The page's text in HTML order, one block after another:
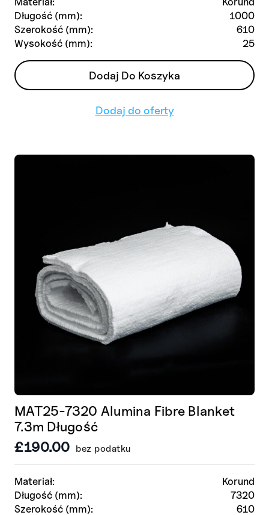
Długość (mm):
1000
Szerokość (mm):
610
Wysokość (mm):
25
Dodaj Do Koszyka
Dodaj do oferty
Materiał:
Korund
Długość (mm):
7320
Szerokość (mm):
610
MAT25-7320 Alumina Fibre Blanket
7.3m Długość
£190.00 bez podatku